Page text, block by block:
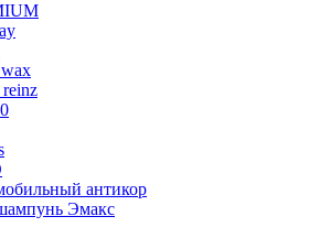
антикор
Эмакс